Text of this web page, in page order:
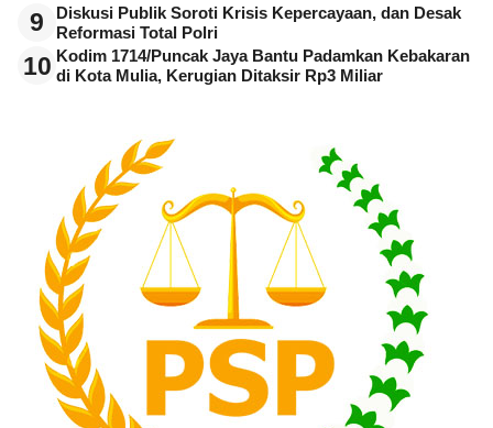
9
Diskusi Publik Soroti Krisis Kepercayaan, dan Desak
Reformasi Total Polri
10 Kodim 1714/Puncak Jaya Bantu Padamkan Kebakaran
di Kota Mulia, Kerugian Ditaksir Rp3 Miliar